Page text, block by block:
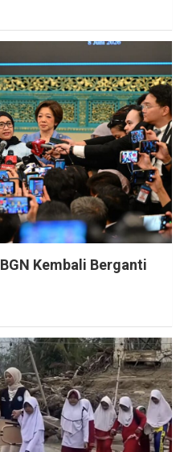
Kembali Berganti